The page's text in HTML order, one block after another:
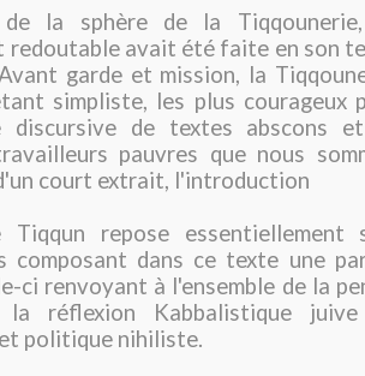
de la sphère de la
redoutable avait été faite en son
garde et mission, la
simpliste, les plus courageux
discursive de textes abscons
pauvres que nous
court extrait, l'introduction
repose essentiellement
composant dans ce texte une
ci renvoyant à l'ensemble de la
la réflexion Kabbalistique
politique nihiliste.